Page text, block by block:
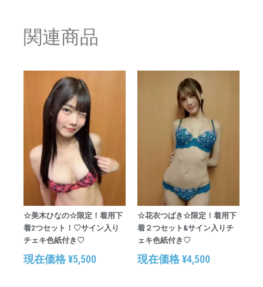
関連商品
☆美木ひなの☆限定！着用下
着2つセット！♡サイン入り
チェキ色紙付き♡
現在価格¥5,500
☆花衣つばき☆限定！着用下
着２つセット&サイン入りチ
ェキ色紙付き♡
現在価格¥4,500